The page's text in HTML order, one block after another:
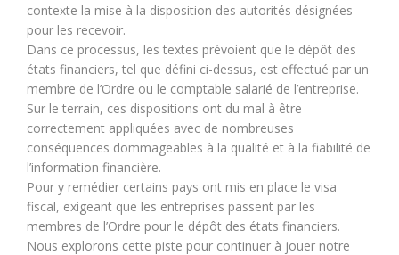
contexte la mise à la disposition des autorités désignées
pour les recevoir.
Dans ce processus, les textes prévoient que le dépôt des
états financiers, tel que défini ci-dessus, est effectué par un
membre de l’Ordre ou le comptable salarié de l’entreprise.
Sur le terrain, ces dispositions ont du mal à être
correctement appliquées avec de nombreuses
conséquences dommageables à la qualité et à la fiabilité de
l’information financière.
Pour y remédier certains pays ont mis en place le visa
fiscal, exigeant que les entreprises passent par les
membres de l’Ordre pour le dépôt des états financiers.
Nous explorons cette piste pour continuer à jouer notre